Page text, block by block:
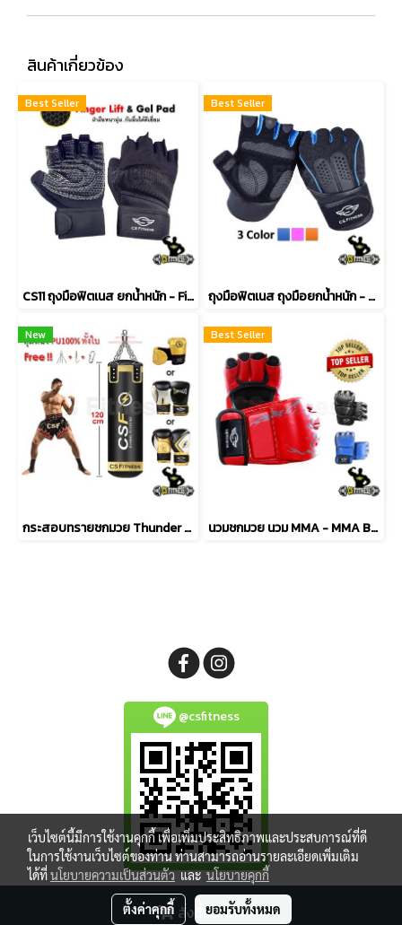
สั่งซื้อสินค้า
สินค้าเกี่ยวข้อง
Best Seller
CS11 ถุงมือฟิตเนส ยกน้ำหนัก - Finger Lift
Best Seller
ถุงมือฟิตเนส ถุงมือยกน้ำหนัก - CS 01
New
กระสอบทรายชกมวย Thunder Pro **หุ้มหนัง PU100%ทั้งใบ**
Best Seller
นวมชกมวย นวม MMA - MMA Boxing Glove
@csfitness
Copy right by makewebeasy.com
เว็บไซต์นี้มีการใช้งานคุกกี้ เพื่อเพิ่มประสิทธิภาพและประสบการณ์ที่ดี
ในการใช้งานเว็บไซต์ของท่าน ท่านสามารถอ่านรายละเอียดเพิ่มเติม
ได้ที่นโยบายความเป็นส่วนตัวและนโยบายคุกกี้
ตั้งค่าคุกกี้ ยอมรับทั้งหมด